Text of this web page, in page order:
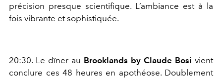
précision presque scientifique. L’ambiance est à la
fois vibrante et sophistiquée.
20:30. Le dîner au Brooklands by Claude Bosi vient
conclure ces 48 heures en apothéose. Doublement